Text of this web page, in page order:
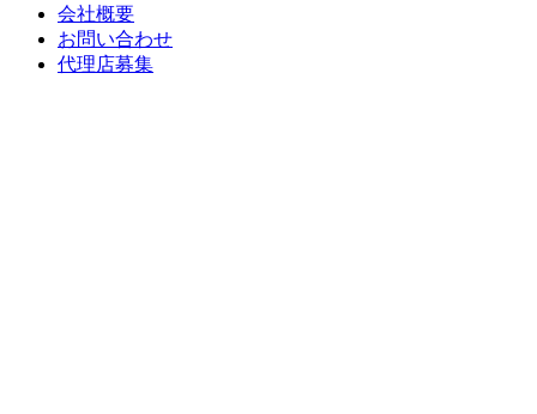
会社概要
お問い合わせ
代理店募集